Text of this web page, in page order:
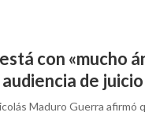
con «mucho
de juicio
Maduro Guerra afirmó